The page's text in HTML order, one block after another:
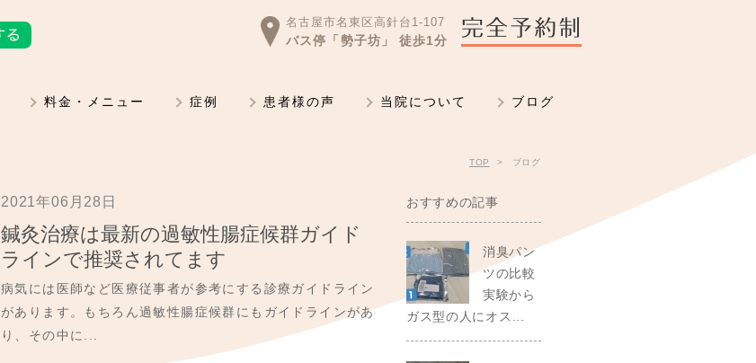
名古屋市名東区高針台1-107
バス停「勢子坊」 徒歩1分
料金・メニュー 症例 患者様の声 当院について ブログ
TOP ブログ
2021年06月28日
鍼灸治療は最新の過敏性腸症候群ガイド
ラインで推奨されてます
病気には医師など医療従事者が参考にする診療ガイドライン
があります。もちろん過敏性腸症候群にもガイドラインがあ
り、その中に...
おすすめの記事
消臭パン
ツの比較
実験から
ガス型の人にオス...